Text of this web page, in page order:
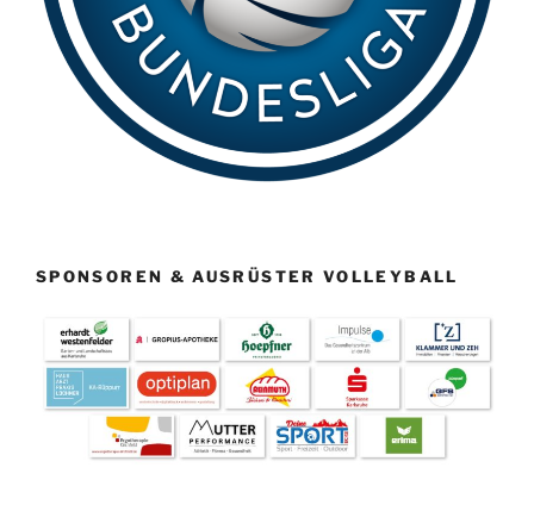
SPONSOREN & AUSRÜSTER VOLLEYBALL